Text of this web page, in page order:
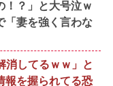
？」と大号泣ｗ
「妻を強く言わな
消してるｗｗ」と
報を握られてる恐